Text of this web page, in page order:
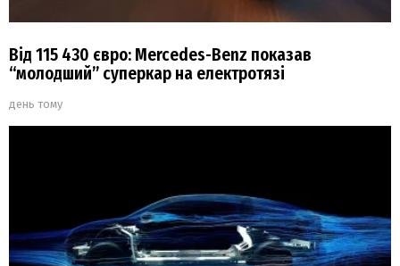
Від 115 430 євро: Mercedes-Benz показав
“молодший” суперкар на електротязі
день тому